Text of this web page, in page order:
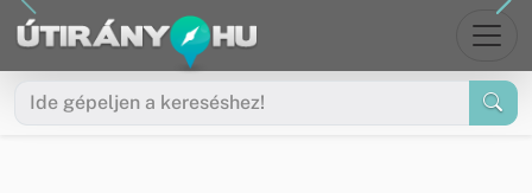
Ugrás a menüre
Ugrás a tartalomra